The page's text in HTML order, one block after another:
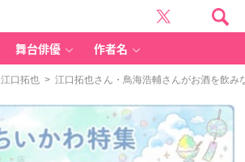
舞台俳優 作者名
江口拓也 > 江口拓也さん・鳥海浩輔さんがお酒を飲み